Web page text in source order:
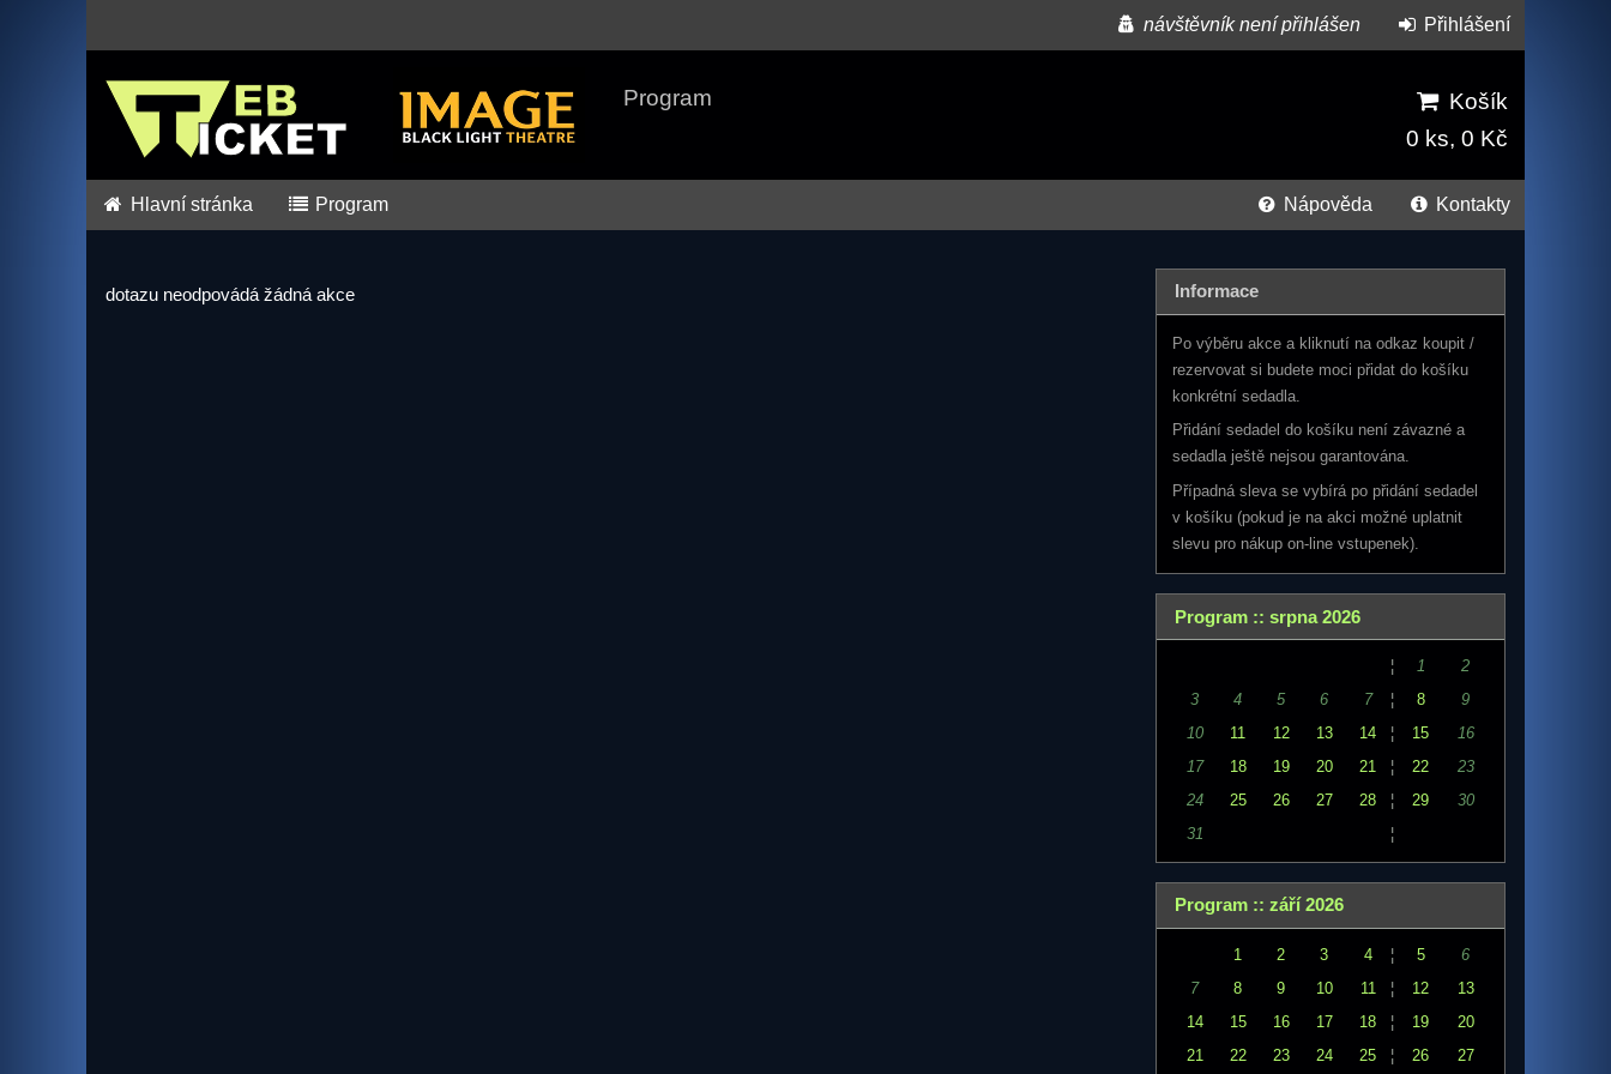
Program
Košík
0 ks, 0 Kč
návštěvník není přihlášen Přihlášení
Hlavní stránka Program Nápověda Kontakty
Informace
Po výběru akce a kliknutí na odkaz koupit /
rezervovat si budete moci přidat do košíku
konkrétní sedadla.
Přidání sedadel do košíku není závazné a
sedadla ještě nejsou garantována.
Případná sleva se vybírá po přidání sedadel
v košíku (pokud je na akci možné uplatnit
slevu pro nákup on-line vstupenek).
Program :: srpna 2026
¦ 1
2
3
4 5 6 7 ¦ 8
9
10
11 12 13 14 ¦ 15
16
17
18 19 20 21 ¦ 22
23
24
25 26 27 28 ¦ 29
30
31
¦
Program :: září 2026
1 2 3 4 ¦ 5
6
7
8 9 10 11 ¦ 12
13
14
15 16 17 18 ¦ 19
20
21
22 23 24 25 ¦ 26 27
dotazu neodpovádá žádná akce